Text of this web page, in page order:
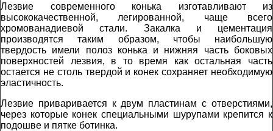
Лезвие современного конька изготавливают из
высококачественной, легированной, чаще всего
хромованадиевой стали. Закалка и цементация
производятся таким образом, чтобы наибольшую
твердость имели полоз конька и нижняя часть боковых
поверхностей лезвия, в то время как остальная часть
остается не столь твердой и конек сохраняет необходимую
эластичность.
Лезвие приваривается к двум пластинам с отверстиями,
через которые конек специальными шурупами крепится к
подошве и пятке ботинка.